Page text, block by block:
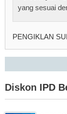
yang sesuai
PENGIKLAN
Diskon IPD